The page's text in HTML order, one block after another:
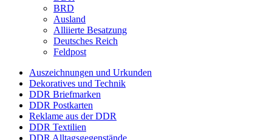
BRD
Ausland
Alliierte Besatzung
Deutsches Reich
Feldpost
Auszeichnungen und Urkunden
Dekoratives und Technik
DDR Briefmarken
DDR Postkarten
Reklame aus der DDR
DDR Textilien
DDR Alltagsgegenstände